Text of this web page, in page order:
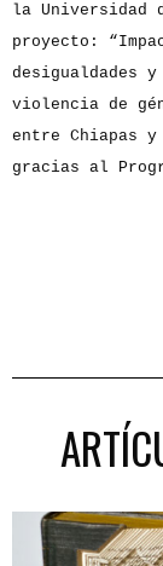
la Universidad
proyecto:
desigualdades
violencia de
entre Chiapas
gracias al